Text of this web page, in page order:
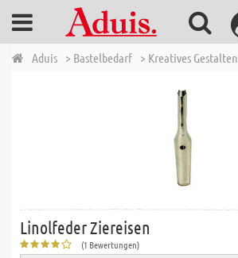
Aduis > Bastelbedarf > Kreatives Gestalten
Linolfeder Ziereisen
(1 Bewertungen)